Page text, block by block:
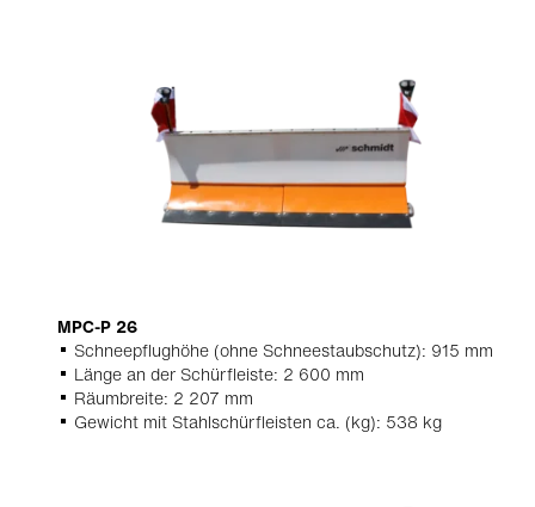
MPC-P 26
Schneepflughöhe (ohne Schneestaubschutz): 915 mm
Länge an der Schürfleiste: 2 600 mm
Räumbreite: 2 207 mm
Gewicht mit Stahlschürfleisten ca. (kg): 538 kg